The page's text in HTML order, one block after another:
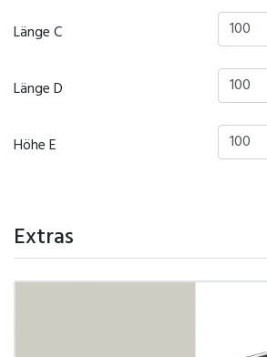
Länge C
Länge D
Höhe E
Extras